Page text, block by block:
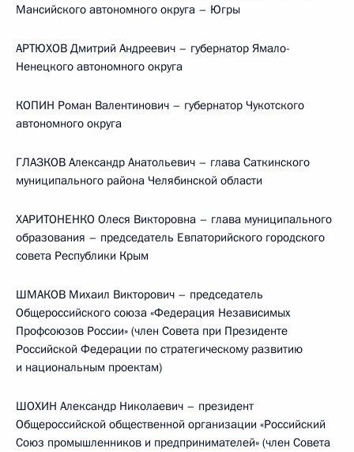
Мансийского автономного округа – Югры
АРТЮХОВ Дмитрий Андреевич – губернатор Ямало-
Ненецкого автономного округа
КОПИН Роман Валентинович – губернатор Чукотского
автономного округа
ГЛАЗКОВ Александр Анатольевич – глава Саткинского
муниципального района Челябинской области
ХАРИТОНЕНКО Олеся Викторовна – глава муниципального
образования – председатель Евпаторийского городского
совета Республики Крым
ШМАКОВ Михаил Викторович – председатель
Общероссийского союза «Федерация Независимых
Профсоюзов России» (член Совета при Президенте
Российской Федерации по стратегическому развитию
и национальным проектам)
ШОХИН Александр Николаевич – президент
Общероссийской общественной организации «Российский
Союз промышленников и предпринимателей» (член Совета